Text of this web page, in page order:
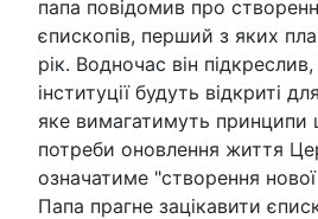
папа повідомив про
єпископів, перший з яких
рік. Водночас він
інституції будуть відкриті
яке вимагатимуть принципи
потреби оновлення життя
означатиме "створення нової
Папа прагне зацікавити